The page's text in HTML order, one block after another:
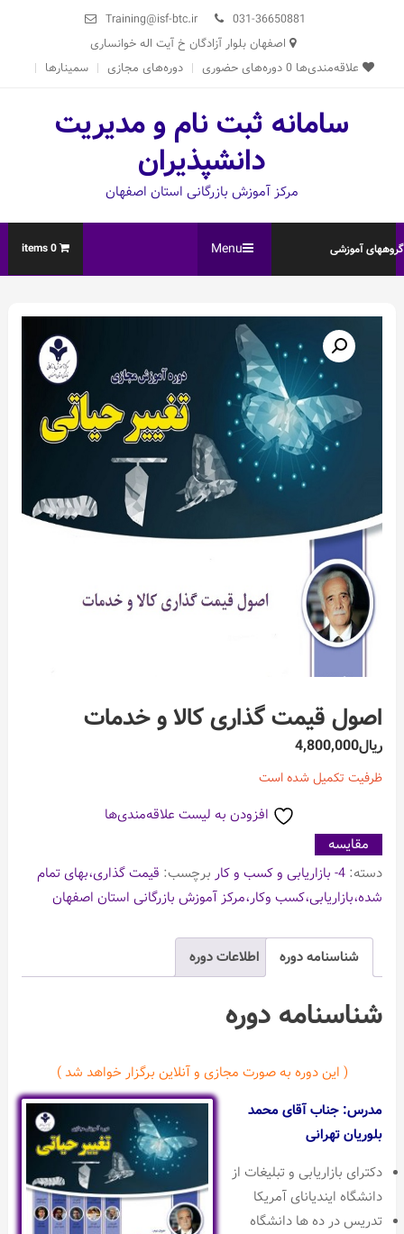
content
031-36650881
Training@isf-btc.ir
اصفهان بلوار آزادگان خ آیت اله خوانساری
علاقه‌مندی‌ها 0دوره‌های حضوری دوره‌های مجازی سمینارها
سامانه ثبت نام و مدیریت
دانشپذیران
مرکز آموزش بازرگانی استان اصفهان
گروههای آموزشی Menu
0 items
اصول قیمت گذاری کالا و خدمات
ریال4,800,000
ظرفیت تکمیل شده است
افزودن به لیست علاقه‌مندی‌ها
مقایسه
دسته: 4- بازاریابی و کسب و کار برچسب: قیمت گذاری،بهای تمام
شده،بازاریابی،کسب وکار،مرکز آموزش بازرگانی استان اصفهان
شناسنامه دوره اطلاعات دوره
شناسنامه دوره
( این دوره به صورت مجازی و آنلاین برگزار خواهد شد )
مدرس: جناب آقای محمد
بلوریان تهرانی
دکترای بازاریابی و تبلیغات از
دانشگاه ایندیانای آمریکا
تدریس در ده ها دانشگاه